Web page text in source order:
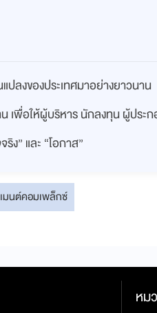
ลงของประเทศมาอย่างยาวนาน
เพื่อให้ผู้บริหาร นักลงทุน ผู้ประ
ง” และ “โอกาส”
เมนต์คอมเพล็กซ์
หม